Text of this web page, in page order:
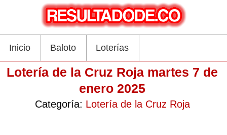
Inicio Baloto Loterías
Lotería de la Cruz Roja martes 7 de
enero 2025
Categoría: Lotería de la Cruz Roja